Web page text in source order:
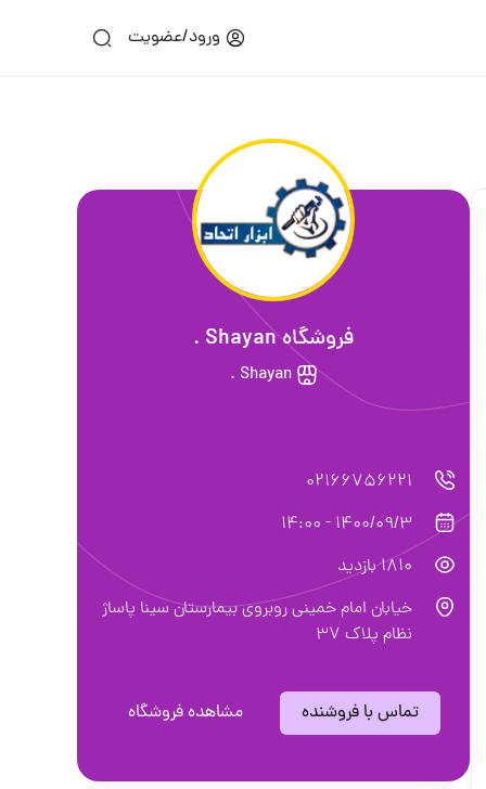
ورود/عضویت
فروشگاه Shayan .
Shayan .
02166756221
1400/09/3 - 14:00
1810 بازدید
خیابان امام خمینی روبروی بیمارستان سینا پاساژ
نظام پلاک ۳۷
تماس با فروشنده مشاهده فروشگاه